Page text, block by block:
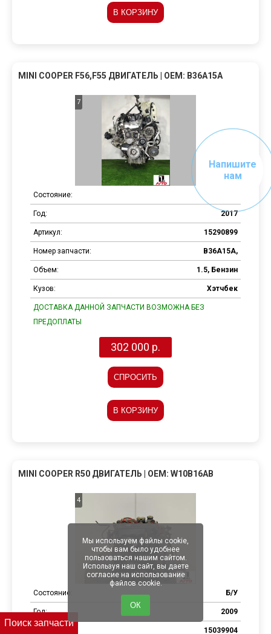
В КОРЗИНУ
MINI COOPER F56,F55 ДВИГАТЕЛЬ | OEM: B36A15A
7
Состояние:
Год: 2017
Артикул: 15290899
Номер запчасти: B36A15A,
Объем: 1.5, Бензин
Кузов: Хэтчбек
ДОСТАВКА ДАННОЙ ЗАПЧАСТИ ВОЗМОЖНА БЕЗ
ПРЕДОПЛАТЫ
302 000 р.
СПРОСИТЬ
В КОРЗИНУ
MINI COOPER R50 ДВИГАТЕЛЬ | OEM: W10B16AB
4
Состояние: Б/У
Год: 2009
15039904
Мы используем файлы cookie,
чтобы вам было удобнее
пользоваться нашим сайтом.
Используя наш сайт, вы даете
согласие на использование
файлов cookie.
ОК
Напишите
нам
Поиск запчасти